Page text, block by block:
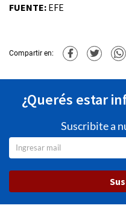
FUENTE: EFE
Compartir en:
¿Querés estar
Suscribite a